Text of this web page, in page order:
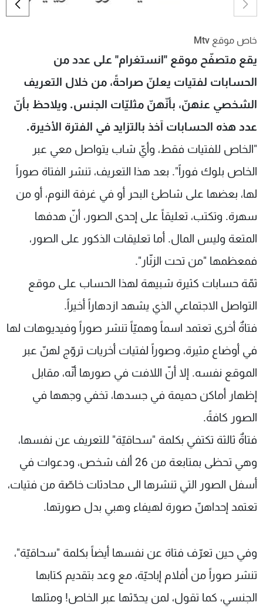
خاص موقع Mtv
يقع متصفّح موقع "انستغرام" على عدد من
الحسابات لفتيات يعلنّ صراحةً، من خلال التعريف
الشخصي عنهنّ، بأنّهنّ مثليّات الجنس. ويلاحظ بأنّ
عدد هذه الحسابات آخذ بالتزايد في الفترة الأخيرة.
"الخاص للفتيات فقط، وأيّ شاب يتواصل معي عبر
الخاص بلوك فوراً". بعد هذا التعريف، تنشر الفتاة صوراً
لها، بعضها على شاطئ البحر أو في غرفة النوم، أو من
سهرة. وتكتب، تعليقاً على إحدى الصور، أنّ هدفها
المتعة وليس المال. أما تعليقات الذكور على الصور،
فمعظمها "من تحت الزنّار".
ثمّة حسابات كثيرة شبيهة لهذا الحساب على موقع
التواصل الاجتماعي الذي يشهد ازدهاراً أخيراً.
فتاةٌ أخرى تعتمد اسماً وهميّاً تنشر صوراً وفيديوهات لها
في أوضاع مثيرة، وصوراً لفتيات أخريات تروّج لهنّ عبر
الموقع نفسه. إلا أنّ اللافت في صورها أنّه، مقابل
إظهار أماكن حميمة في جسدها، تخفي وجهها في
الصور كافةً.
فتاةٌ ثالثة تكتفي بكلمة "سحاقيّة" للتعريف عن نفسها،
وهي تحظى بمتابعة من 26 ألف شخص، ودعوات في
أسفل الصور التي تنشرها الى محادثات خاصّة من فتيات،
تعتمد إحداهنّ صورة لهيفاء وهبي بدل صورتها.
وفي حين تعرّف فتاة عن نفسها أيضاً بكلمة "سحاقيّة"،
تنشر صوراً من أفلام إباحيّة، مع وعد بتقديم كتابها
الجنسي، كما تقول، لمن يحدّثها عبر الخاص! ومثلها
شاهد البرامج
عن MTV
الإنـتـاج
وظائف
تواصل معنا
شروط الإسـتخدام
سياسة الخصوصية